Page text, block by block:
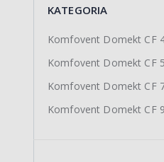
KATEGORIA
Komfovent Domekt CF
Komfovent Domekt CF
Komfovent Domekt CF
Komfovent Domekt CF